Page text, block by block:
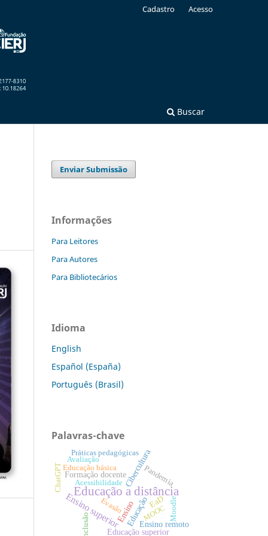
Buscar
Cadastro Acesso
Enviar Submissão
Informações
Para Leitores
Para Autores
Para Bibliotecários
Idioma
English
Español (España)
Português (Brasil)
Palavras-chave
Educação a distância
Ensino superiorEducação
Ensino
Cibercultura
Educação superior
Formação docente
EaD
Pandemia
Ensino remoto
Educação básica
Inclusão
Práticas pedagógicas
Acessibilidade
MOOC
Evasão Moodle
ChatGPT
Avaliação